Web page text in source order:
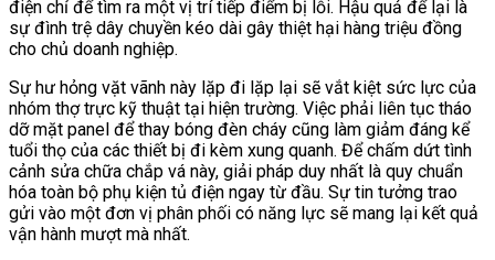
điện chỉ để tìm ra một vị trí tiếp điểm bị lỗi. Hậu quả để lại là
sự đình trệ dây chuyền kéo dài gây thiệt hại hàng triệu đồng
cho chủ doanh nghiệp.
Sự hư hỏng vặt vãnh này lặp đi lặp lại sẽ vắt kiệt sức lực của
nhóm thợ trực kỹ thuật tại hiện trường. Việc phải liên tục tháo
dỡ mặt panel để thay bóng đèn cháy cũng làm giảm đáng kể
tuổi thọ của các thiết bị đi kèm xung quanh. Để chấm dứt tình
cảnh sửa chữa chắp vá này, giải pháp duy nhất là quy chuẩn
hóa toàn bộ phụ kiện tủ điện ngay từ đầu. Sự tin tưởng trao
gửi vào một đơn vị phân phối có năng lực sẽ mang lại kết quả
vận hành mượt mà nhất.